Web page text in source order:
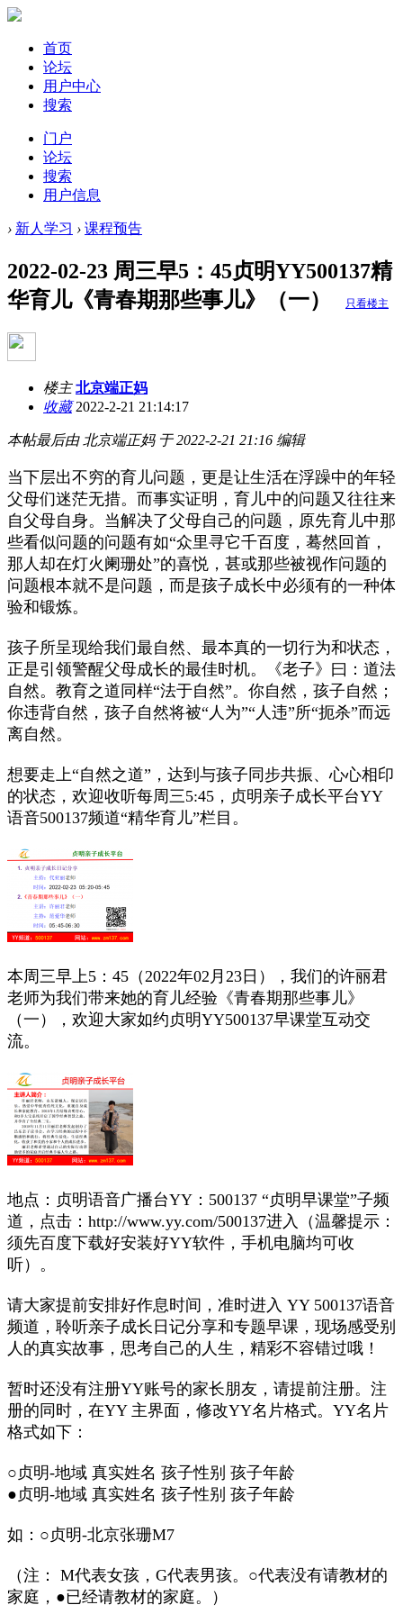
首页
论坛
用户中心
搜索
门户
论坛
搜索
用户信息
› 新人学习 › 课程预告
2022-02-23 周三早5：45贞明YY500137精
华育儿《青春期那些事儿》（一）
只看楼主
楼主 北京端正妈
收藏2022-2-21 21:14:17
本帖最后由 北京端正妈 于 2022-2-21 21:16 编辑
当下层出不穷的育儿问题，更是让生活在浮躁中的年轻
父母们迷茫无措。而事实证明，育儿中的问题又往往来
自父母自身。当解决了父母自己的问题，原先育儿中那
些看似问题的问题有如“众里寻它千百度，蓦然回首，
那人却在灯火阑珊处”的喜悦，甚或那些被视作问题的
问题根本就不是问题，而是孩子成长中必须有的一种体
验和锻炼。
孩子所呈现给我们最自然、最本真的一切行为和状态，
正是引领警醒父母成长的最佳时机。《老子》曰：道法
自然。教育之道同样“法于自然”。你自然，孩子自然；
你违背自然，孩子自然将被“人为”“人违”所“扼杀”而远
离自然。
想要走上“自然之道”，达到与孩子同步共振、心心相印
的状态，欢迎收听每周三5:45，贞明亲子成长平台YY
语音500137频道“精华育儿”栏目。
本周三早上5：45（2022年02月23日），我们的许丽君
老师为我们带来她的育儿经验《青春期那些事儿》
（一）， 欢迎大家如约贞明YY500137早课堂互动交
流。
地点：贞明语音广播台YY：500137 “贞明早课堂”子频
道，点击：http://www.yy.com/500137进入（温馨提示：
须先百度下载好安装好YY软件，手机电脑均可收
听）。
请大家提前安排好作息时间，准时进入 YY 500137语音
频道，聆听亲子成长日记分享和专题早课，现场感受别
人的真实故事，思考自己的人生，精彩不容错过哦！
暂时还没有注册YY账号的家长朋友，请提前注册。注
册的同时，在YY 主界面，修改YY名片格式。YY名片
格式如下：
○贞明-地域 真实姓名 孩子性别 孩子年龄
●贞明-地域 真实姓名 孩子性别 孩子年龄
如：○贞明-北京张珊M7
（注： M代表女孩，G代表男孩。○代表没有请教材的
家庭，●已经请教材的家庭。）